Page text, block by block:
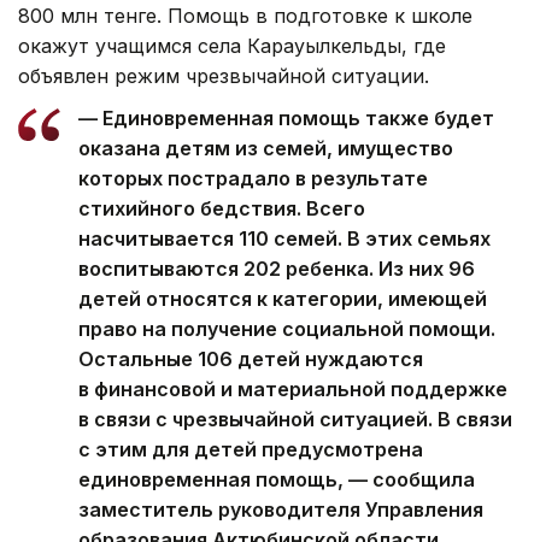
800 млн тенге. Помощь в подготовке к школе
окажут учащимся села Карауылкельды, где
объявлен режим чрезвычайной ситуации.
— Единовременная помощь также будет
оказана детям из семей, имущество
которых пострадало в результате
стихийного бедствия. Всего
насчитывается 110 семей. В этих семьях
воспитываются 202 ребенка. Из них 96
детей относятся к категории, имеющей
право на получение социальной помощи.
Остальные 106 детей нуждаются
в финансовой и материальной поддержке
в связи с чрезвычайной ситуацией. В связи
с этим для детей предусмотрена
единовременная помощь, — сообщила
заместитель руководителя Управления